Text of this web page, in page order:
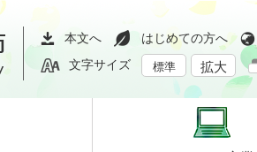
本文へ はじめての方へ
文字サイズ
標準 拡大